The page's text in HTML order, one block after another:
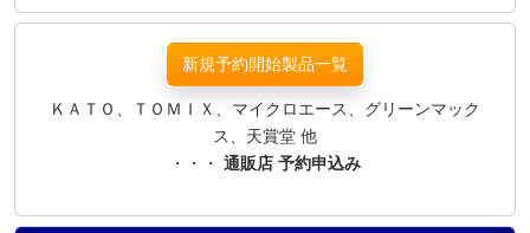
新規予約開始製品一覧
ＫＡＴＯ、ＴＯＭＩＸ、マイクロエース、グリーンマック
ス、天賞堂 他
・・・ 通販店 予約申込み